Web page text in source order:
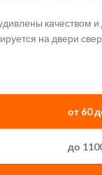
на двери
от 60
до